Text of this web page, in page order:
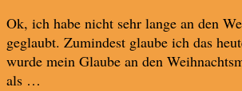
Ok, ich habe nicht sehr lange an den
geglaubt. Zumindest glaube ich das
wurde mein Glaube an den
als …